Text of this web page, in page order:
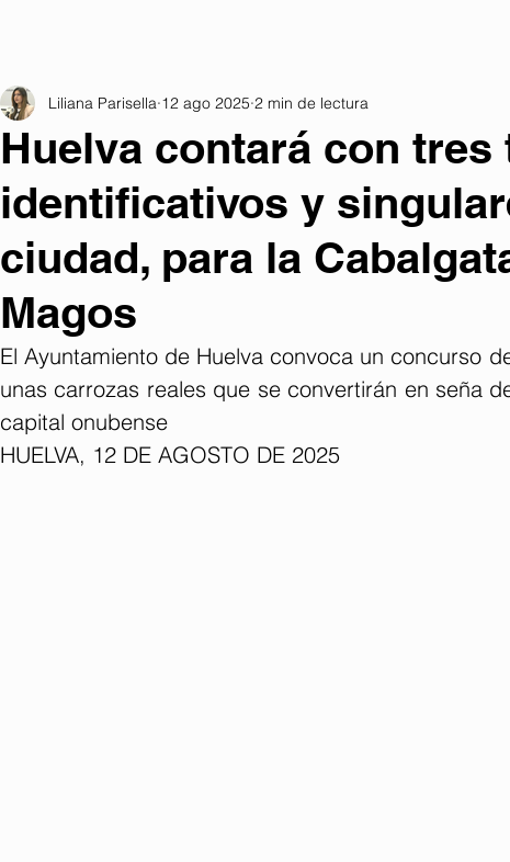
Huelva contará con tres
identificativos y
ciudad, para la
Magos
Liliana Parisella 12 ago 2025 2 min de lectura
El Ayuntamiento de Huelva convoca un concurso
unas carrozas reales que se convertirán en seña
capital onubense
HUELVA, 12 DE AGOSTO DE 2025